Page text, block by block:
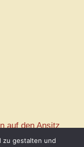
auf den Ansitz
zu gestalten und